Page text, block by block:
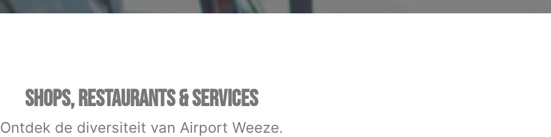
SHOPS, RESTAURANTS & SERVICES
Ontdek de diversiteit van Airport Weeze.